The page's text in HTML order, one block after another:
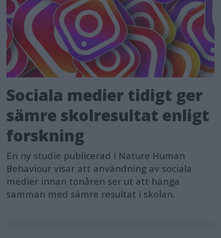
Sociala medier tidigt ger
sämre skolresultat enligt
forskning
En ny studie publicerad i Nature Human
Behaviour visar att användning av sociala
medier innan tonåren ser ut att hänga
samman med sämre resultat i skolan.